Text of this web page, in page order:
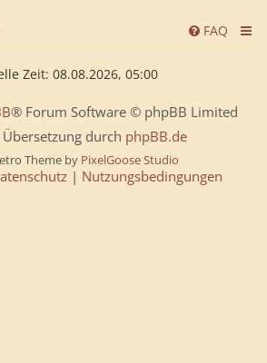
FAQ
Zeit: 08.08.2026, 05:00
® Forum Software © phpBB Limited
durch phpBB.de
Theme by PixelGoose Studio
| Nutzungsbedingungen